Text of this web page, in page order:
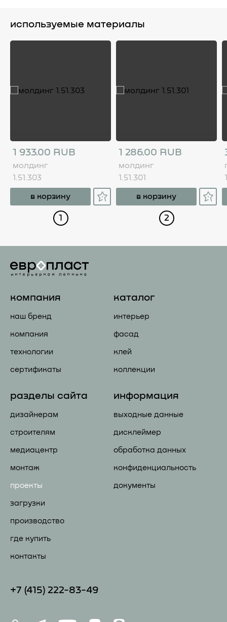
используемые материалы
1 933.00 RUB
молдинг
1.51.303
в корзину
1
1 286.00 RUB
молдинг
1.51.301
в корзину
2
компания
наш бренд
компания
технологии
сертификаты
каталог
интерьер
фасад
клей
коллекции
разделы сайта
дизайнерам
строителям
медиацентр
монтаж
проекты
загрузки
производство
где купить
контакты
информация
выходные данные
дисклеймер
обработка данных
конфиденциальность
документы
+7 (41 5) 222-83-49